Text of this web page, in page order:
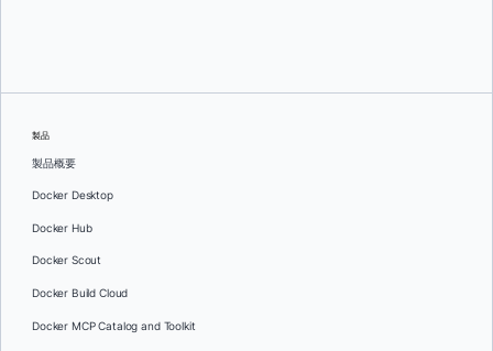
製品
製品概要
Docker Desktop
Docker Hub
Docker Scout
Docker Build Cloud
Docker MCP Catalog and Toolkit